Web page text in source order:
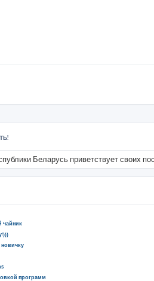
Беларусь приветствует своих
чайник
программ